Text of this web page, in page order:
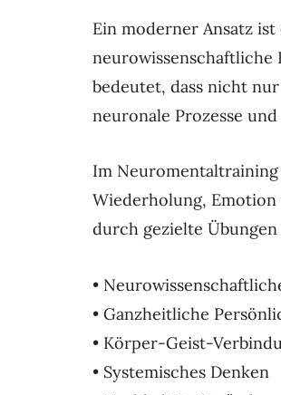
Ein moderner Ansatz ist
neurowissenschaftliche
bedeutet, dass nicht
neuronale Prozesse
Im
Wiederholung,
durch gezielte
•
• Ganzheitliche
• Körper-Geist-
• Systemisches Denken